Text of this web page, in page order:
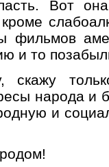
Вот
фильмов
и то
скажу
народа и
и